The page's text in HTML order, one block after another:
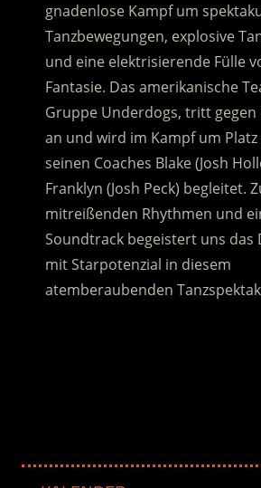
gnadenlose Kampf um
Tanzbewegungen, explosive
und eine elektrisierende Fülle
Fantasie. Das amerikanische
Gruppe Underdogs, tritt gegen
an und wird im Kampf um Platz
seinen Coaches Blake (Josh
Franklyn (Josh Peck) begleitet.
mitreißenden Rhythmen und
Soundtrack begeistert uns das
mit Starpotenzial in diesem
atemberaubenden